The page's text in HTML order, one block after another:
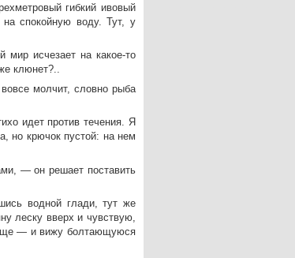
гибкий ивовый
спокойную воду. Тут, у
мир исчезает на какое-то
клюнет?..
молчит, словно рыба
идет против течения. Я
но крючок пустой: на нем
— он решает поставить
водной глади, тут же
леску вверх и чувствую,
— и вижу болтающуюся